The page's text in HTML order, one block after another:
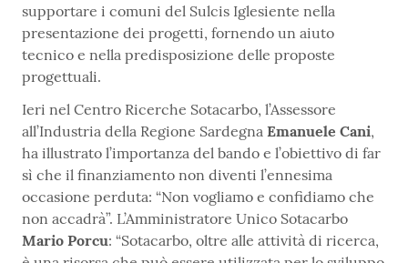
supportare i comuni del Sulcis Iglesiente nella
presentazione dei progetti, fornendo un aiuto
tecnico e nella predisposizione delle proposte
progettuali.
Ieri nel Centro Ricerche Sotacarbo, l’Assessore
all’Industria della Regione Sardegna Emanuele Cani,
ha illustrato l’importanza del bando e l’obiettivo di far
sì che il finanziamento non diventi l’ennesima
occasione perduta: “Non vogliamo e confidiamo che
non accadrà”. L’Amministratore Unico Sotacarbo
Mario Porcu: “Sotacarbo, oltre alle attività di ricerca,